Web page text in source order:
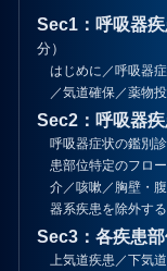
Sec1：呼吸器
分）
はじめに／呼吸器
／気道確保／薬物
Sec2：呼吸器
呼吸器症状の鑑別
患部位特定のフロ
介／咳嗽／胸壁・
器系疾患を除外する
Sec3：各疾患
上気道疾患／下気